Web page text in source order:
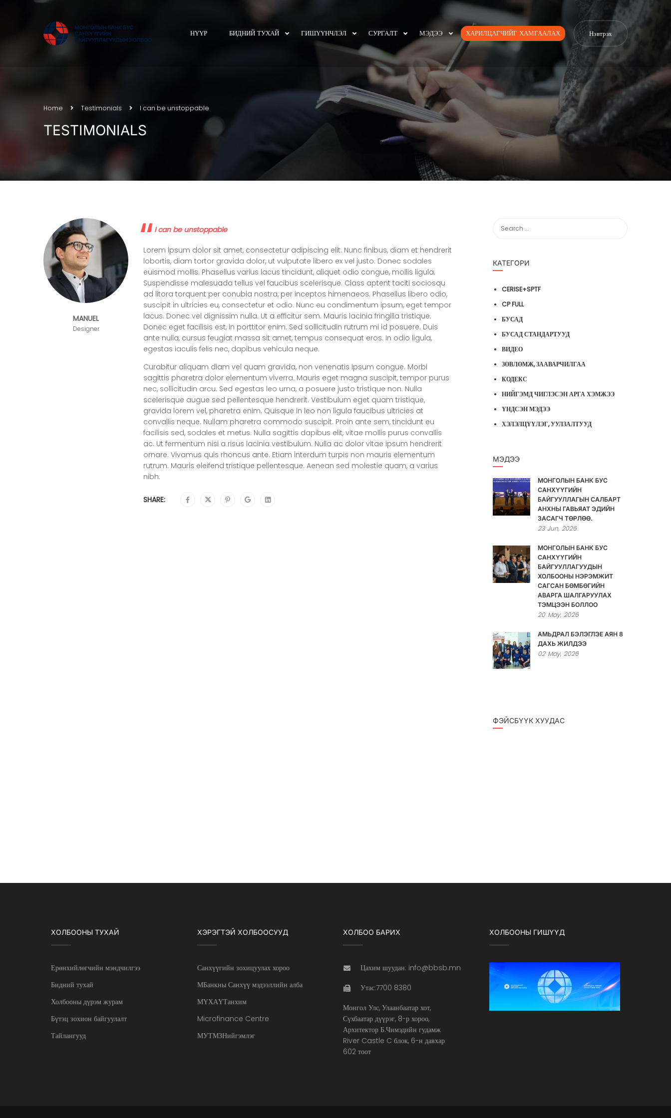
НҮҮР БИДНИЙ ТУХАЙ ГИШҮҮНЧЛЭЛ СУРГАЛТ МЭДЭЭ ХАРИЛЦАГЧИЙГ ХАМГААЛАХ Нэвтрэх
Home Testimonials I can be unstoppable
TESTIMONIALS
MANUEL
Designer
I can be unstoppable
Lorem ipsum dolor sit amet, consectetur adipiscing elit. Nunc finibus, diam et hendrerit
lobortis, diam tortor gravida dolor, ut vulputate libero ex vel justo. Donec sodales
euismod mollis. Phasellus varius lacus tincidunt, aliquet odio congue, mollis ligula.
Suspendisse malesuada tellus vel faucibus scelerisque. Class aptent taciti sociosqu
ad litora torquent per conubia nostra, per inceptos himenaeos. Phasellus libero odio,
suscipit in ultricies eu, consectetur et odio. Nunc eu condimentum ipsum, eget tempor
lacus. Donec vel dignissim nulla. Ut a efficitur sem. Mauris lacinia fringilla tristique.
Donec eget facilisis est, in porttitor enim. Sed sollicitudin rutrum mi id posuere. Duis
ante nulla, cursus feugiat massa sit amet, tempus consequat eros. In odio ligula,
egestas iaculis felis nec, dapibus vehicula neque.
Curabitur aliquam diam vel quam gravida, non venenatis ipsum congue. Morbi
sagittis pharetra dolor elementum viverra. Mauris eget magna suscipit, tempor purus
nec, sollicitudin arcu. Sed egestas leo urna, a posuere justo tristique non. Nulla
scelerisque augue sed pellentesque hendrerit. Vestibulum eget quam tristique,
gravida lorem vel, pharetra enim. Quisque in leo non ligula faucibus ultricies at
convallis neque. Nullam pharetra commodo suscipit. Proin ante sem, tincidunt eu
facilisis sed, sodales et metus. Nulla sagittis dapibus elit, vitae mollis purus convallis
ac. Ut fermentum nisi a risus lacinia vestibulum. Nulla ac dolor vitae ipsum hendrerit
ornare. Vivamus quis rhoncus ante. Etiam interdum turpis non mauris elementum
rutrum. Mauris eleifend tristique pellentesque. Aenean sed molestie quam, a varius
nibh.
SHARE:
КАТЕГОРИ
CERISE+SPTF
CP FULL
БУСАД
БУСАД СТАНДАРТУУД
ВИДЕО
ЗӨВЛӨМЖ, ЗААВАРЧИЛГАА
КОДЕКС
НИЙГЭМД ЧИГЛЭСЭН АРГА ХЭМЖЭЭ
ҮНДСЭН МЭДЭЭ
ХЭЛЭЛЦҮҮЛЭГ, УУЛЗАЛТУУД
МЭДЭЭ
МОНГОЛЫН БАНК БУС
САНХҮҮГИЙН
БАЙГУУЛЛАГЫН САЛБАРТ
АНХНЫ ГАВЬЯАТ ЭДИЙН
ЗАСАГЧ ТӨРЛӨӨ.
23 Jun, 2026
МОНГОЛЫН БАНК БУС
САНХҮҮГИЙН
БАЙГУУЛЛАГУУДЫН
ХОЛБООНЫ НЭРЭМЖИТ
САГСАН БӨМБӨГИЙН
АВАРГА ШАЛГАРУУЛАХ
ТЭМЦЭЭН БОЛЛОО
20 May, 2026
АМЬДРАЛ БЭЛЭГЛЭЕ АЯН 8
ДАХЬ ЖИЛДЭЭ
02 May, 2026
ФЭЙСБҮҮК ХУУДАС
ХОЛБООНЫ ТУХАЙ
Ерөнхийлөгчийн мэндчилгээ
Бидний тухай
Холбооны дүрэм журам
Бүтэц зохион байгуулалт
Тайлангууд
ХЭРЭГТЭЙ ХОЛБООСУУД
Санхүүгийн зохицуулах хороо
МБанкны Санхүү мэдээллийн алба
МҮХАҮТанхим
Microfinance Centre
МУТМЗНийгэмлэг
ХОЛБОО БАРИХ
Цахим шуудан: info@bbsb.mn
Утас:7700 8380
Монгол Улс, Улаанбаатар хот,
Сүхбаатар дүүрэг, 8-р хороо,
Архитектор Б.Чимэдийн гудамж
River Castle C блок, 6-н давхар
602 тоот
ХОЛБООНЫ ГИШҮҮД